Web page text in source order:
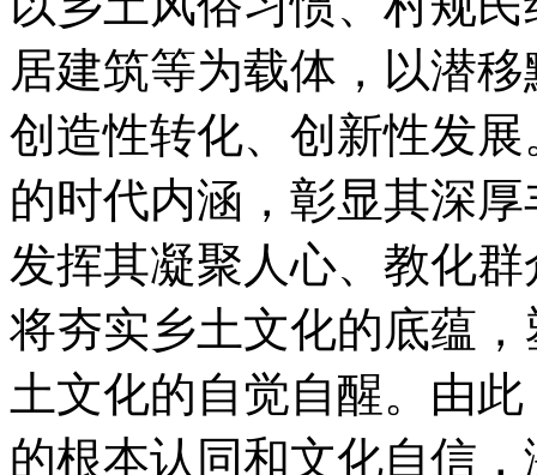
居建筑等为载体，以潜
创造性转化、创新性发
的时代内涵，彰显其深
发挥其凝聚人心、教化
将夯实乡土文化的底蕴
土文化的自觉自醒。由
的根本认同和文化自信